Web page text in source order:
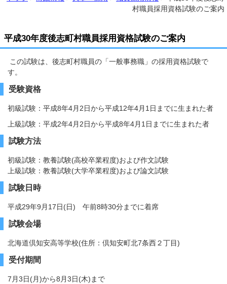
村職員採用資格試験のご案内
平成30年度後志町村職員採用資格試験のご案内
この試験は、後志町村職員の「一般事務職」の採用資格試験で
す。
受験資格
初級試験：平成8年4月2日から平成12年4月1日までに生まれた者
上級試験：平成2年4月2日から平成8年4月1日までに生まれた者
試験方法
初級試験：教養試験(高校卒業程度)および作文試験
上級試験：教養試験(大学卒業程度)および論文試験
試験日時
平成29年9月17日(日) 午前8時30分までに着席
試験会場
北海道倶知安高等学校(住所：倶知安町北7条西２丁目)
受付期間
7月3日(月)から8月3日(木)まで